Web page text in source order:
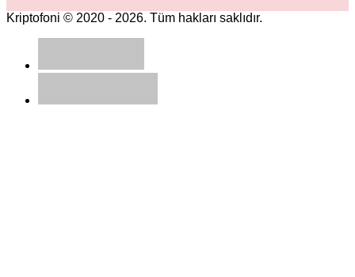
Kriptofoni © 2020 - 2026. Tüm hakları saklıdır.